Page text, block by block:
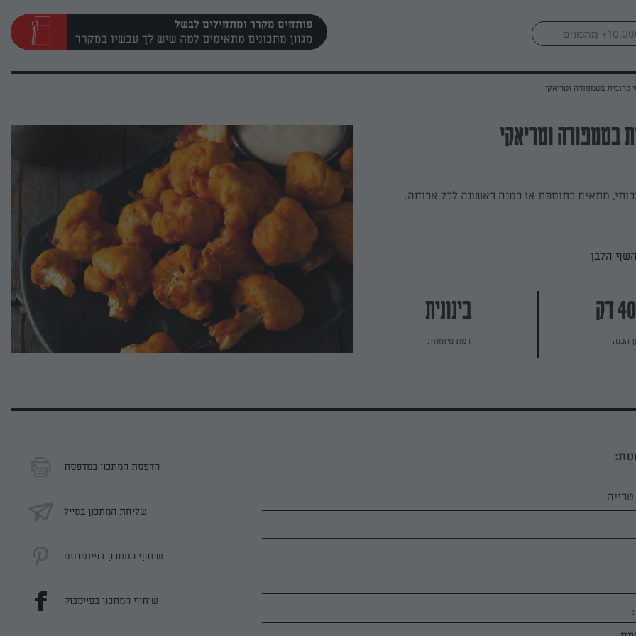
פותחים מקרר ומתחילים לבשל
כרובית בטמפורה וטריאקי
בטמפורה וטריאקי
מתאים כתוספת או כמנה ראשונה לכל ארוחה.
הלבן
הכנה
בינונית
רמת מיומנות
הדפסת המתכון במדפסת
שליחת המתכון במייל
שיתוף המתכון בפינטרסט
שיתוף המתכון בפייסבוק